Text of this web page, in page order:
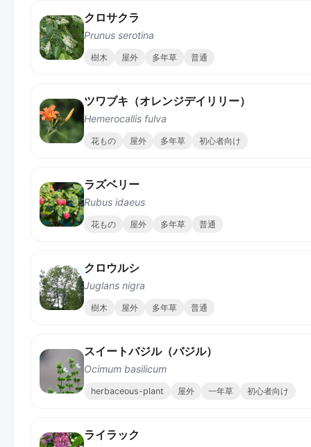
クロサクラ
Prunus serotina
樹木 屋外 多年草 普通
ツワブキ（オレンジデイリリー）
Hemerocallis fulva
花もの 屋外 多年草 初心者向け
ラズベリー
Rubus idaeus
花もの 屋外 多年草 普通
クロウルシ
Juglans nigra
樹木 屋外 多年草 普通
スイートバジル（バジル）
Ocimum basilicum
herbaceous-plant 屋外 一年草 初心者向け
ライラック